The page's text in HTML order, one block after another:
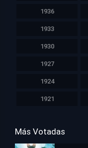
1936
1933
1930
1927
1924
1921
Más Votadas